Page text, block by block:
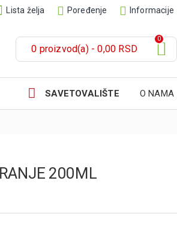
Lista želja Poređenje Informacije
0 proizvod(a) - 0,00 RSD
0
SAVETOVALIŠTE O NAMA
200ML